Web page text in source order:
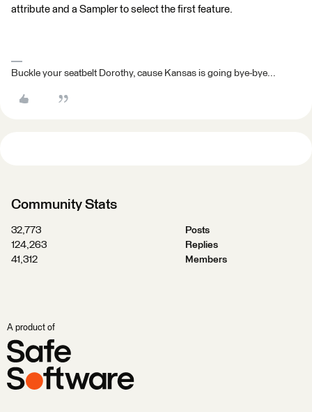
attribute and a Sampler to select the first feature.
Buckle your seatbelt Dorothy, cause Kansas is going bye-bye...
Community Stats
32,773
Posts
124,263
Replies
41,312
Members
A product of